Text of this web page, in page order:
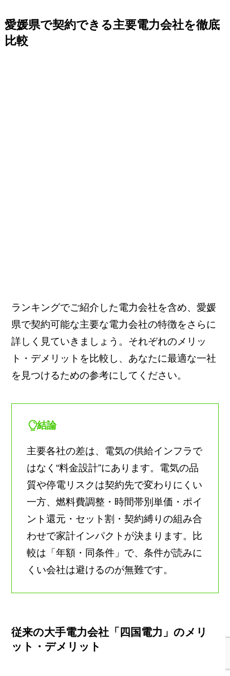
愛媛県で契約できる主要電力会社を徹底
比較
ランキングでご紹介した電力会社を含め、愛媛
県で契約可能な主要な電力会社の特徴をさらに
詳しく見ていきましょう。それぞれのメリッ
ト・デメリットを比較し、あなたに最適な一社
を見つけるための参考にしてください。
結論
主要各社の差は、電気の供給インフラで
はなく“料金設計”にあります。電気の品
質や停電リスクは契約先で変わりにくい
一方、燃料費調整・時間帯別単価・ポイ
ント還元・セット割・契約縛りの組み合
わせで家計インパクトが決まります。比
較は「年額・同条件」で、条件が読みに
くい会社は避けるのが無難です。
従来の大手電力会社「四国電力」のメリ
ット・デメリット